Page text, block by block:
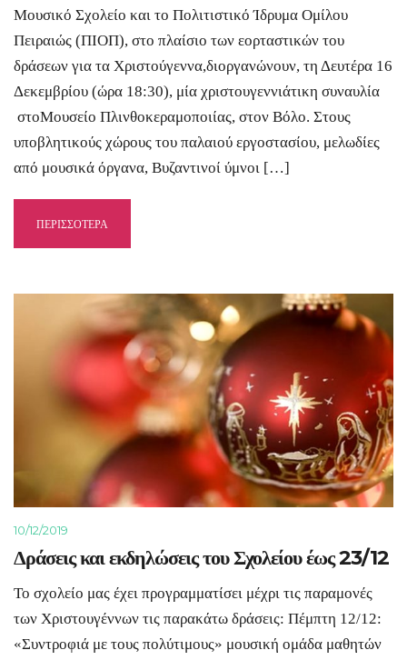
Μουσικό Σχολείο και το Πολιτιστικό Ίδρυμα Ομίλου
Πειραιώς (ΠΙΟΠ), στο πλαίσιο των εορταστικών του
δράσεων για τα Χριστούγεννα,διοργανώνουν, τη Δευτέρα 16
Δεκεμβρίου (ώρα 18:30), μία χριστουγεννιάτικη συναυλία
στοΜουσείο Πλινθοκεραμοποιίας, στον Βόλο. Στους
υποβλητικούς χώρους του παλαιού εργοστασίου, μελωδίες
από μουσικά όργανα, Βυζαντινοί ύμνοι […]
ΠΕΡΙΣΣΟΤΕΡΑ
10/12/2019
Δράσεις και εκδηλώσεις του Σχολείου έως 23/12
Το σχολείο μας έχει προγραμματίσει μέχρι τις παραμονές
των Χριστουγέννων τις παρακάτω δράσεις: Πέμπτη 12/12:
«Συντροφιά με τους πολύτιμους» μουσική ομάδα μαθητών